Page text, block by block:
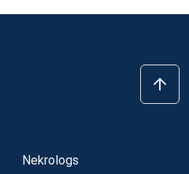
Nekrologs